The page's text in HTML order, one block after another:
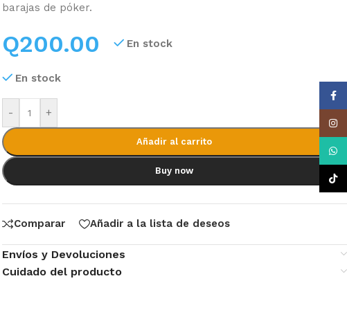
barajas de póker.
Q200.00 En stock
En stock
- +
Añadir al carrito
Buy now
Comparar Añadir a la lista de deseos
Envíos y Devoluciones
Cuidado del producto